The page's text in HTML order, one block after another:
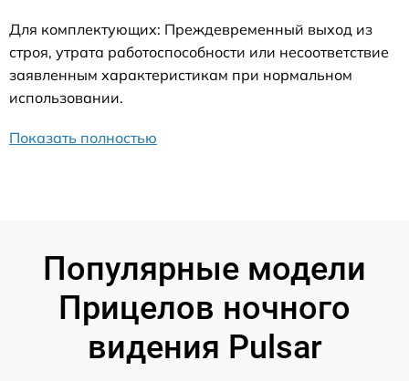
Для комплектующих: Преждевременный выход из
строя, утрата работоспособности или несоответствие
заявленным характеристикам при нормальном
использовании.
Показать полностью
Популярные модели
Прицелов ночного
видения Pulsar